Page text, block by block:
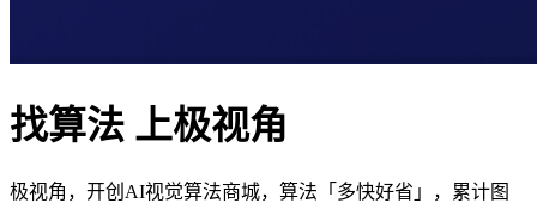
找算法 上极视角
极视角，开创AI视觉算法商城，算法「多快好省」，累计图